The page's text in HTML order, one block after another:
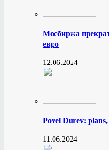
Мосбиржа
евро
12.06.2024
Povel Durev:
11.06.2024